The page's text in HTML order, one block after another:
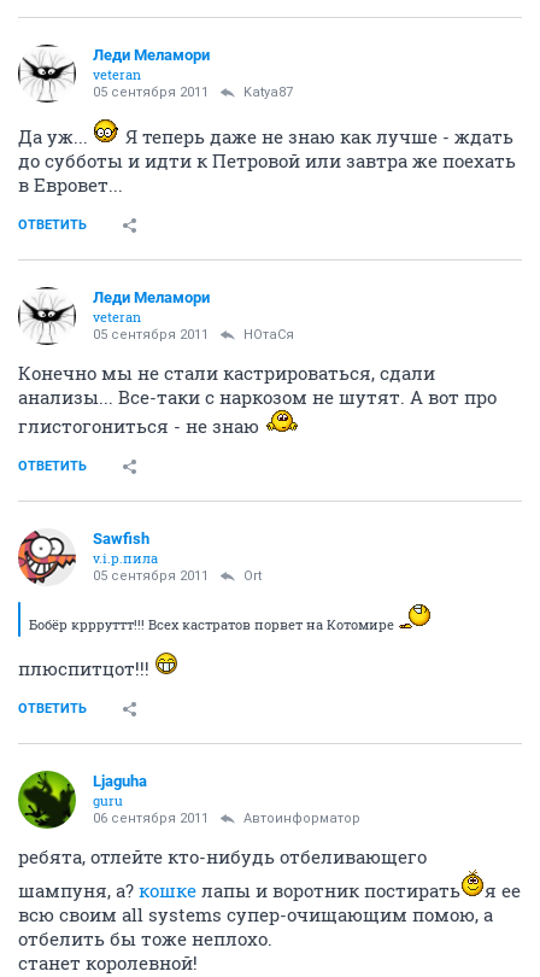
Леди Меламори
veteran
05 сентября 2011 Katya87
Да уж...
Я теперь даже не знаю как лучше - ждать
до субботы и идти к Петровой или завтра же поехать
в Евровет...
ОТВЕТИТЬ
Леди Меламори
veteran
05 сентября 2011 НОтаСя
Конечно мы не стали кастрироваться, сдали
анализы... Все-таки с наркозом не шутят. А вот про
глистогониться - не знаю
ОТВЕТИТЬ
Sawfish
v.i.p.пила
05 сентября 2011 Ort
Бобёр кррруттт!!! Всех кастратов порвет на Котомире
плюспитцот!!!
ОТВЕТИТЬ
Ljaguha
guru
06 сентября 2011 Автоинформатор
ребята, отлейте кто-нибудь отбеливающего
шампуня, а? кошке лапы и воротник постирать
я ее
всю своим all systems супер-очищающим помою, а
отбелить бы тоже неплохо.
станет королевной!